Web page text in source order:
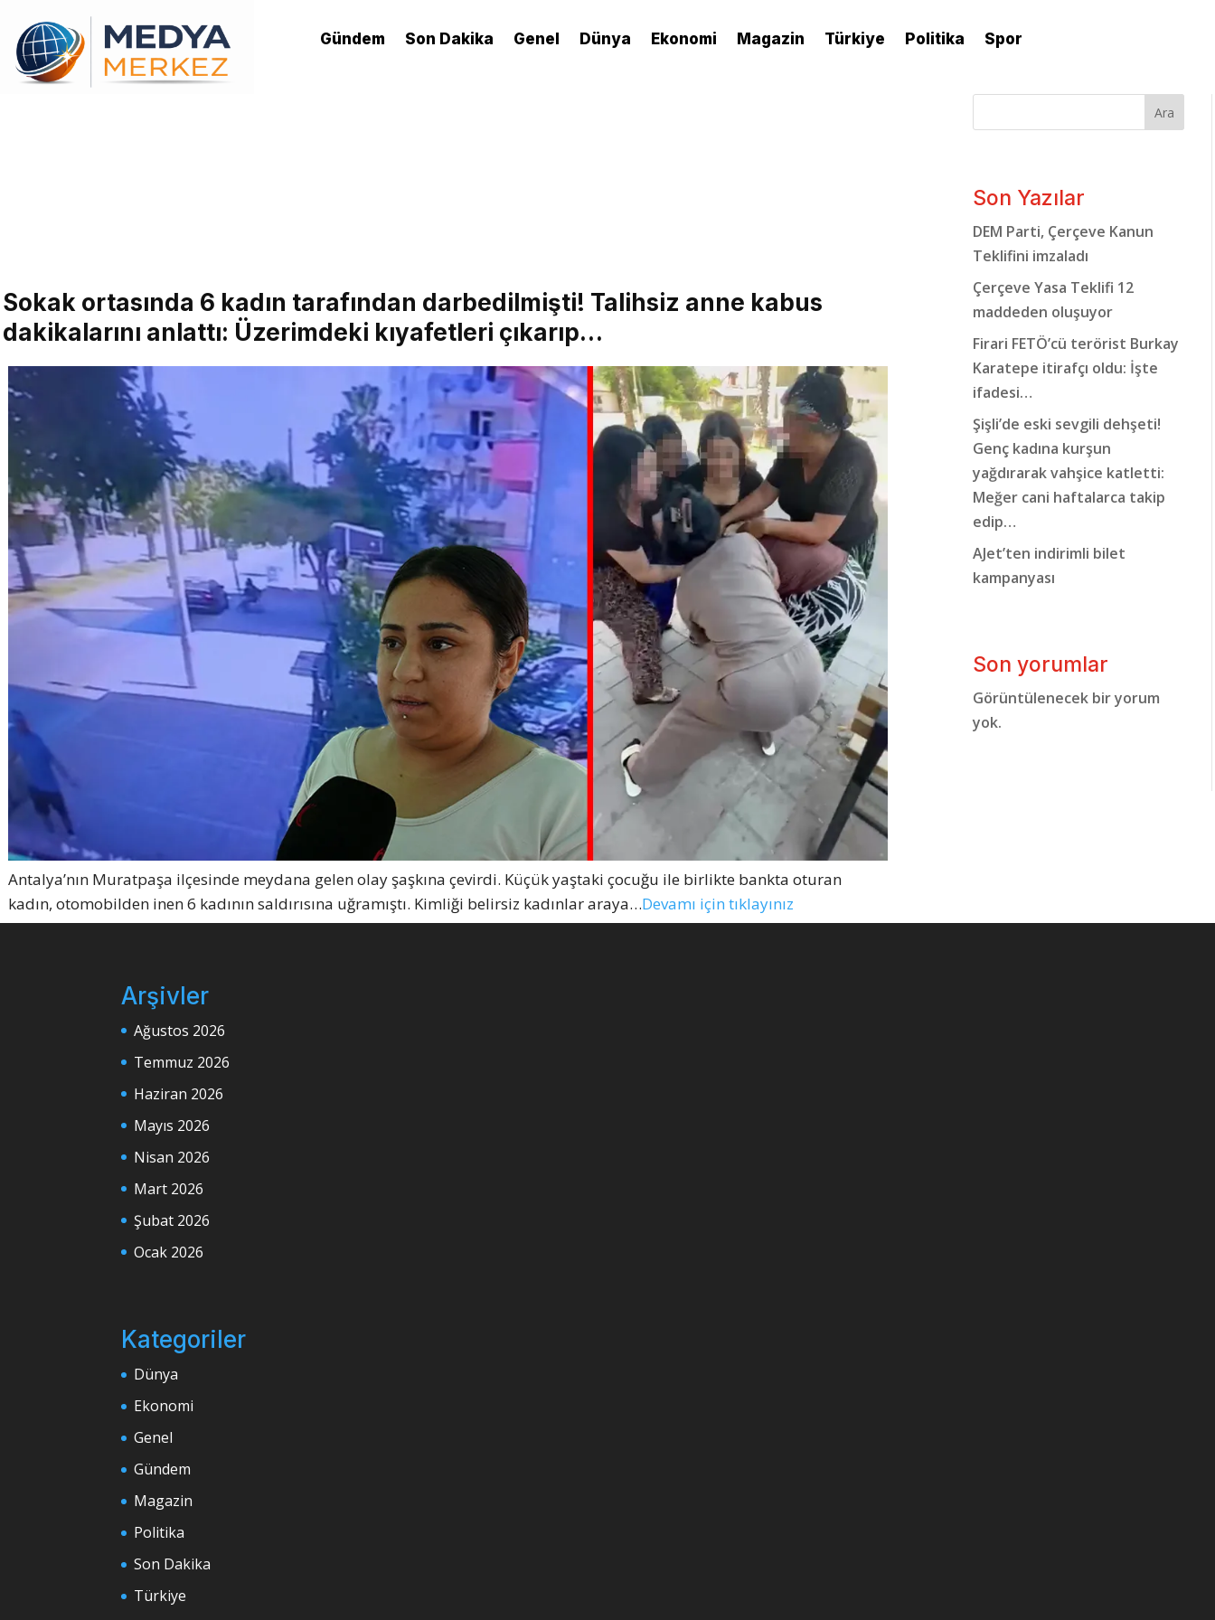
Gündem Son Dakika Genel Dünya Ekonomi Magazin Türkiye Politika Spor
Sokak ortasında 6 kadın tarafından darbedilmişti! Talihsiz anne kabus
dakikalarını anlattı: Üzerimdeki kıyafetleri çıkarıp…
Antalya’nın Muratpaşa ilçesinde meydana gelen olay şaşkına çevirdi. Küçük yaştaki çocuğu ile birlikte bankta oturan
kadın, otomobilden inen 6 kadının saldırısına uğramıştı. Kimliği belirsiz kadınlar araya…Devamı için tıklayınız
Ara
Son Yazılar
DEM Parti, Çerçeve Kanun
Teklifini imzaladı
Çerçeve Yasa Teklifi 12
maddeden oluşuyor
Firari FETÖ’cü terörist Burkay
Karatepe itirafçı oldu: İşte
ifadesi…
Şişli’de eski sevgili dehşeti!
Genç kadına kurşun
yağdırarak vahşice katletti:
Meğer cani haftalarca takip
edip…
AJet’ten indirimli bilet
kampanyası
Son yorumlar
Görüntülenecek bir yorum
yok.
Arşivler
Ağustos 2026
Temmuz 2026
Haziran 2026
Mayıs 2026
Nisan 2026
Mart 2026
Şubat 2026
Ocak 2026
Kategoriler
Dünya
Ekonomi
Genel
Gündem
Magazin
Politika
Son Dakika
Türkiye